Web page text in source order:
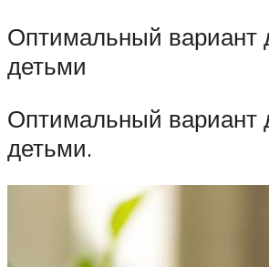
Оптимальный вариант
детьми
Оптимальный вариант
детьми.